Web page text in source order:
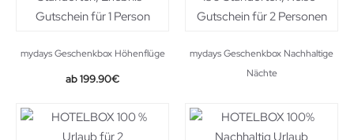
mydays Geschenkbox Höhenflüge
199.90€
mydays Geschenkbox Nachhaltige
Nächte